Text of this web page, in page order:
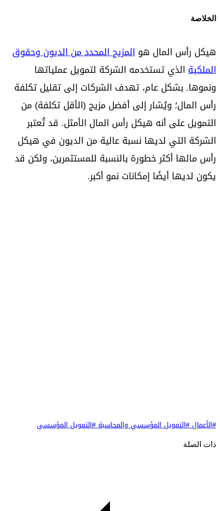
الخلاصة
هيكل رأس المال هو المزيج المحدد من الديون وحقوق
الملكية الذي تستخدمه الشركة لتمويل عملياتها
ونموها. بشكل عام، تهدف الشركات إلى تقليل تكلفة
رأس المال؛ ويُشار إلى أفضل مزيج (الأقل تكلفة) من
التمويل على أنه هيكل رأس المال الأمثل. قد تُعتبر
الشركة التي لديها نسبة عالية من الديون في هيكل
رأس مالها أكثر خطورة بالنسبة للمستثمرين، ولكن قد
يكون لديها أيضًا إمكانات نمو أكبر.
#الأعمال#التمويل المؤسسي والمحاسبة#التمويل المؤسسي
ذات الصلة